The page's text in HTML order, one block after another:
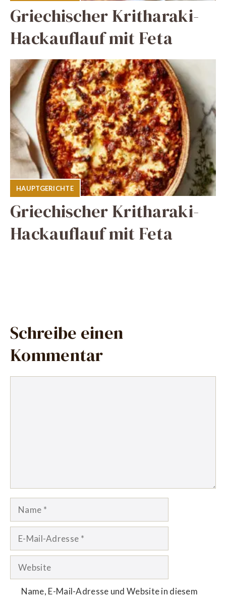
Griechischer Kritharaki-
Hackauflauf mit Feta
HAUPTGERICHTE
Griechischer Kritharaki-
Hackauflauf mit Feta
Schreibe einen
Kommentar
Name
Website
Name, E-Mail-Adresse und Website in diesem